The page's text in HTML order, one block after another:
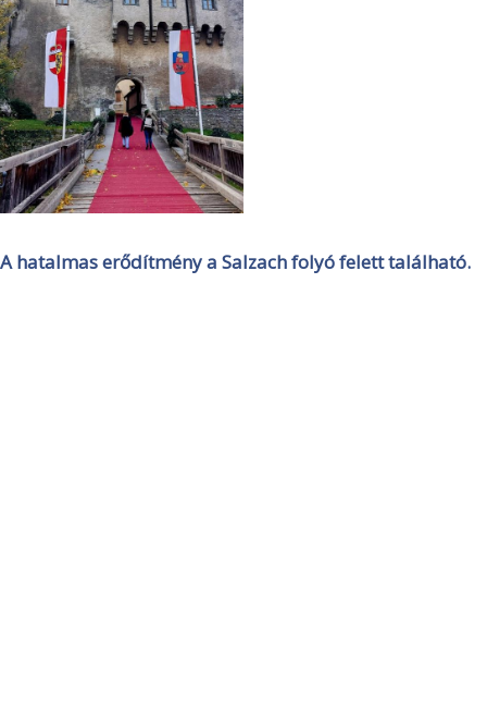
A hatalmas erődítmény a Salzach folyó felett található.